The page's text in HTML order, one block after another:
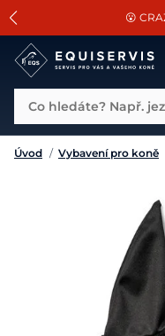
SLEVA
😮
📐Pasování a
Úvod / Vybavení pro koně